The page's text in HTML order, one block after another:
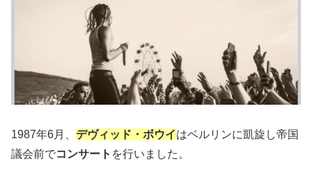
1987年6月、 デヴィッド・ボウイはベルリンに凱旋し帝国
議会前でコンサート を行いました。